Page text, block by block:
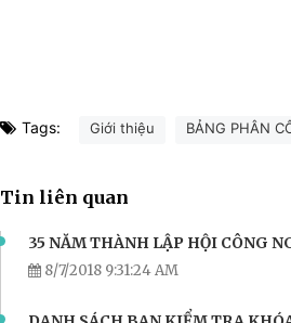
Tags: Giới thiệu BẢNG PHÂN
Tin liên quan
35 NĂM THÀNH LẬP HỘI CÔNG
8/7/2018 9:31:24 AM